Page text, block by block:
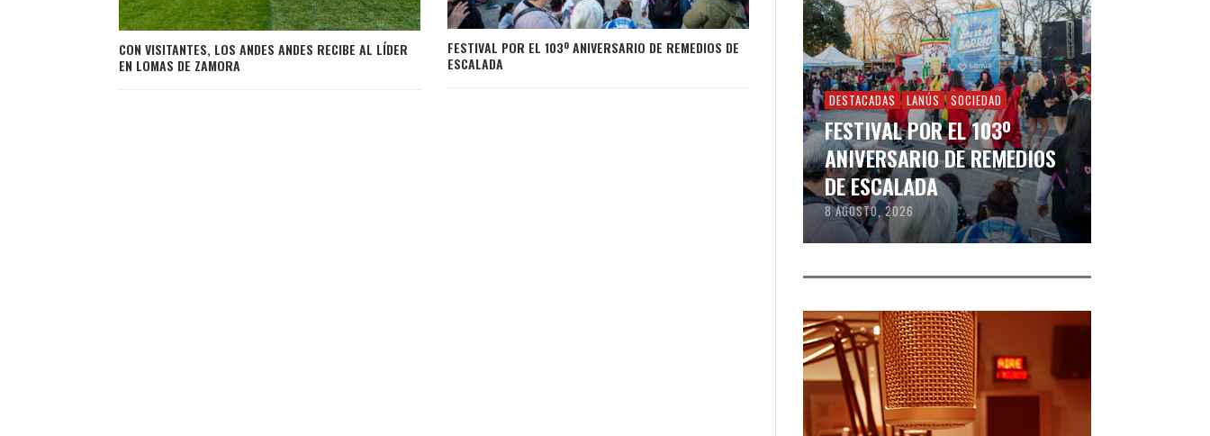
CON VISITANTES, LOS ANDES ANDES RECIBE AL LÍDER
EN LOMAS DE ZAMORA
FESTIVAL POR EL 103º ANIVERSARIO DE REMEDIOS DE
ESCALADA
DESTACADAS LANÚS SOCIEDAD
FESTIVAL POR EL 103º
ANIVERSARIO DE REMEDIOS
DE ESCALADA
8 AGOSTO, 2026